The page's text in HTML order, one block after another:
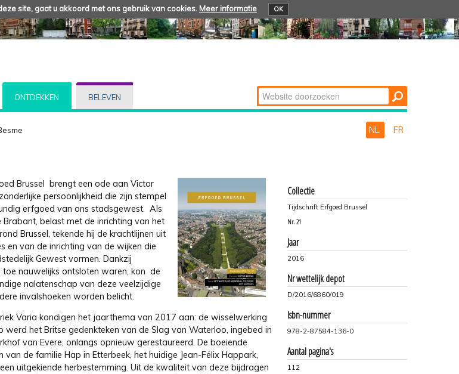
site, gaat u akkoord met ons gebruik van cookies. Meer informatie OK
ONTDEKKEN BELEVEN Zoek
Geavanceerd
NL FR
Brussel brengt een ode aan Victor
persoonlijkheid die zijn stempel
erfgoed van ons stadsgewest. Als
belast met de inrichting van het
Brussel, tekende hij de krachtlijnen uit
en van de inrichting van de wijken die
Gewest vormen. Dankzij
nauwelijks ontsloten waren, kon de
nalatenschap van deze veelzijdige
invalshoeken worden belicht.
Varia kondigen het jaarthema van 2017 aan: de wisselwerking
werd het Britse gedenkteken van de Slag van Waterloo, ingebed in
van Evere, onlangs opnieuw gerestaureerd. De boeiende
van de familie Hap in Etterbeek, het huidige Jean-Félix Happark,
uitgekiende herbestemming. Uit de kwaliteit van deze bijdragen
Collectie
Tijdschrift Erfgoed Brussel
Nr. 21
Jaar
2016
Nr wettelijk depot
D/2016/6860/019
Isbn-nummer
978-2-87584-136-0
Aantal pagina's
112